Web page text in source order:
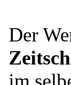
Der
im